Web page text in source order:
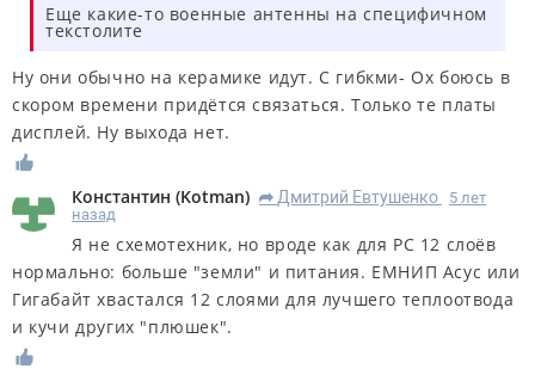
Еще какие-то военные антенны на специфичном
текстолите
Ну они обычно на керамике идут. С гибкми- Ох боюсь в
скором времени придётся связаться. Только те платы
дисплей. Ну выхода нет.
Константин (Kotman) R Дмитрий Евтушенко
5 лет
назад
Я не схемотехник, но вроде как для РС 12 слоёв
нормально: больше "земли" и питания. ЕМНИП Асус или
Гигабайт хвастался 12 слоями для лучшего теплоотвода
и кучи других "плюшек".